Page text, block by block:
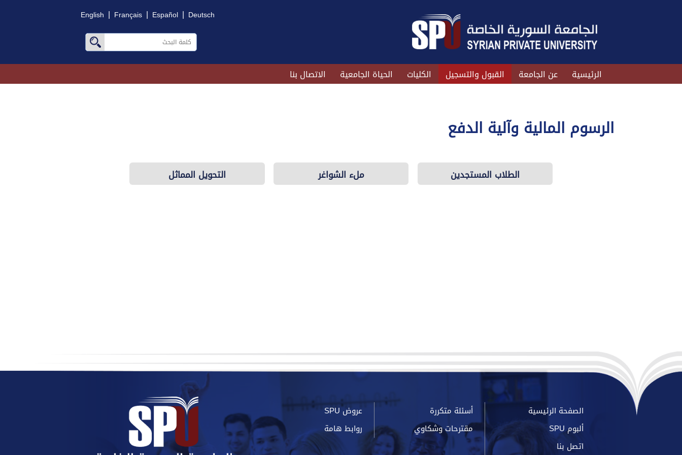
English | Français | Español | Deutsch
الرئيسية عن الجامعة القبول والتسجيل الكليات الحياة الجامعية الاتصال بنا
الرسوم المالية وآلية الدفع
الطلاب المستجدين ملء الشواغر التحويل المماثل
الصفحة الرئيسية أسئلة متكررة
عروض SPU
ألبوم SPU
مقترحات وشكاوي
روابط هامة
اتصل بنا